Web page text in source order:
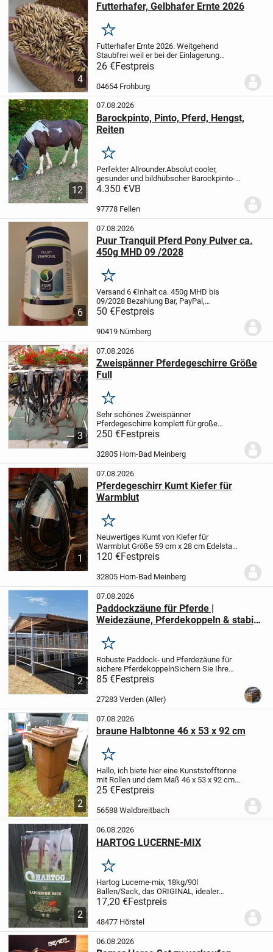
4
Futterhafer, Gelbhafer Ernte 2026
Merken
Futterhafer Ernte 2026. Weitgehend
Staubfrei weil er bei der Einlagerung
gereinigt wurde.
in 3 x 34 kg Säcke Größere Mengen im
Big Bag möglich, dann auch besserer...
26 €Festpreis
04654 Frohburg
12
07.08.2026
Barockpinto, Pinto, Pferd, Hengst,
Reiten
Merken
Perfekter Allrounder.Absolut cooler,
gesunder und bildhübscher Barockpinto-
jungster Jack, 4x hoch weiß, mit
hoher Aufrichtung und massiver Halsung.
Beide...
4.350 €VB
97778 Fellen
6
07.08.2026
Puur Tranquil Pferd Pony Pulver ca.
450g MHD 09 /2028
Merken
Versand 6 €Inhalt ca. 450gMHD bis
09/2028Bezahlung Bar, PayPal,
ÜberweisungAbholung in 90419 Nürnberg
St. Johannis Palmplatz
chill tranquility tranquil beruhigend
50 €Festpreis
90419 Nürnberg
3
07.08.2026
Zweispänner Pferdegeschirre Größe
Full
Merken
Sehr schönes Zweispänner
Pferdegeschirre komplett für große
Pferde aus schwarzem Leder
vollausstattung mit kopfstücken Leine
stränge
250 €Festpreis
32805 Horn-Bad Meinberg
1
07.08.2026
Pferdegeschirr Kumt Kiefer für
Warmblut
Merken
Neuwertiges Kumt von Kiefer für
Warmblut Größe 59 cm x 28 cm Edelstahl
rahmen. Es handelt sich um ein
englisches prunkkumte in top Zustand ein
zweites etwas kleiner ist auch vorhanden
120 €Festpreis
32805 Horn-Bad Meinberg
2
07.08.2026
Paddockzäune für Pferde |
Weidezäune, Pferdekoppeln & stabile
Merken
Robuste Paddock- und Pferdezäune für
sichere PferdekoppelnSichern Sie Ihre
Pferde mit hochwertigen Paddockzäunen
und Weidezäunen für Pferde - stabil,
langlebig und einfach zu
Unsere...
85 €Festpreis
27283 Verden (Aller)
2
07.08.2026
braune Halbtonne 46 x 53 x 92 cm
Merken
Hallo, ich biete hier eine Kunststofftonne
mit Rollen und dem Maß 46 x 53 x 92 cm
zum Kauf an. Das Innenmaß ist 36 x 36 x
50 cm. Die Tonne ist ohne Mängel,
sauber, geruchsfrei und kann als
25 €Festpreis
56588 Waldbreitbach
2
06.08.2026
HARTOG LUCERNE-MIX
Merken
Hartog Lucerne-mix, 18kg/90l
Ballen/Sack, das ORIGINAL, idealer
Raufutterersatz oder als gesunde Zugabe
Preis bei Abnahme von min. 21 Ballen
16,90 Euro/Stück inkl. MWSt und ab Lager
bei Barzahlung...
17,20 €Festpreis
48477 Hörstel
06.08.2026